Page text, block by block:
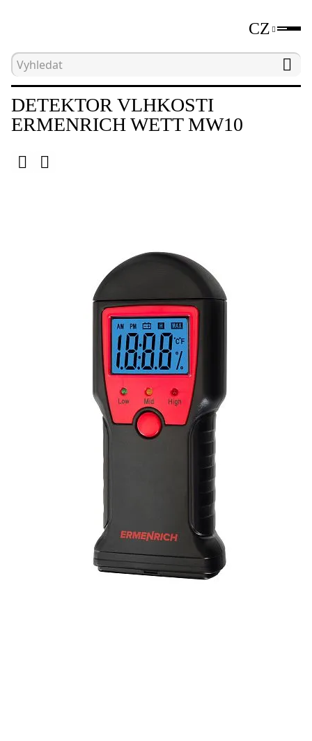
CZ
Hlavní strana
DETEKTOR VLHKOSTI
ERMENRICH WETT MW10